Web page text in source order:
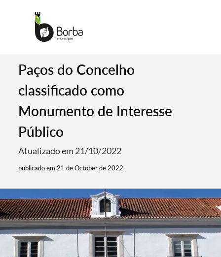
Paços do Concelho
classificado como
Monumento de Interesse
Público
Atualizado em 21/10/2022
publicado em 21 de October de 2022